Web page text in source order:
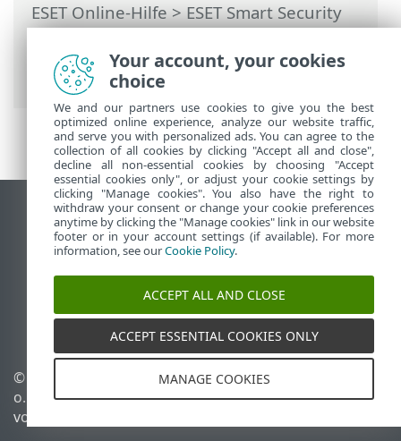
ESET Online-Hilfe>ESET Smart Security
Premium>Erweiterte Einstellungen>
Schutzfunktionen>SSL/TLS>
Verschlüsselte Netzwerkverbindung
Desktop-Site anzeigen
End of Life
ESET Knowledgebase
ESET-Forum
ESET Status Portal
Regionaler Support
© 1992 - 2026 ESET, spol. s r.
o. - Alle Rechte
vorbehalten.
Cookies verwalten
Cookie-Richtlinie
Your account, your cookies
choice
We and our partners use cookies to give you the best
optimized online experience, analyze our website traffic,
and serve you with personalized ads. You can agree to the
collection of all cookies by clicking "Accept all and close",
decline all non-essential cookies by choosing "Accept
essential cookies only", or adjust your cookie settings by
clicking "Manage cookies". You also have the right to
withdraw your consent or change your cookie preferences
anytime by clicking the "Manage cookies" link in our website
footer or in your account settings (if available). For more
information, see ourCookie Policy.
ACCEPT ALL AND CLOSE
ACCEPT ESSENTIAL COOKIES ONLY
MANAGE COOKIES